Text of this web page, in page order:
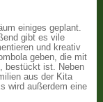
einiges geplant.
gibt es vile
und kreativ
geben, die mit
bestückt ist. Neben
aus der Kita
wird außerdem eine